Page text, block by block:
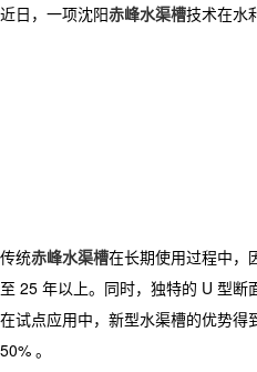
近日，一项沈阳赤峰水渠槽技术在水
​ 传统赤峰水渠槽在长期使用过程中，
至 25 年以上。同时，独特的 U 型断
在试点应用中，新型水渠槽的优势
50% 。​